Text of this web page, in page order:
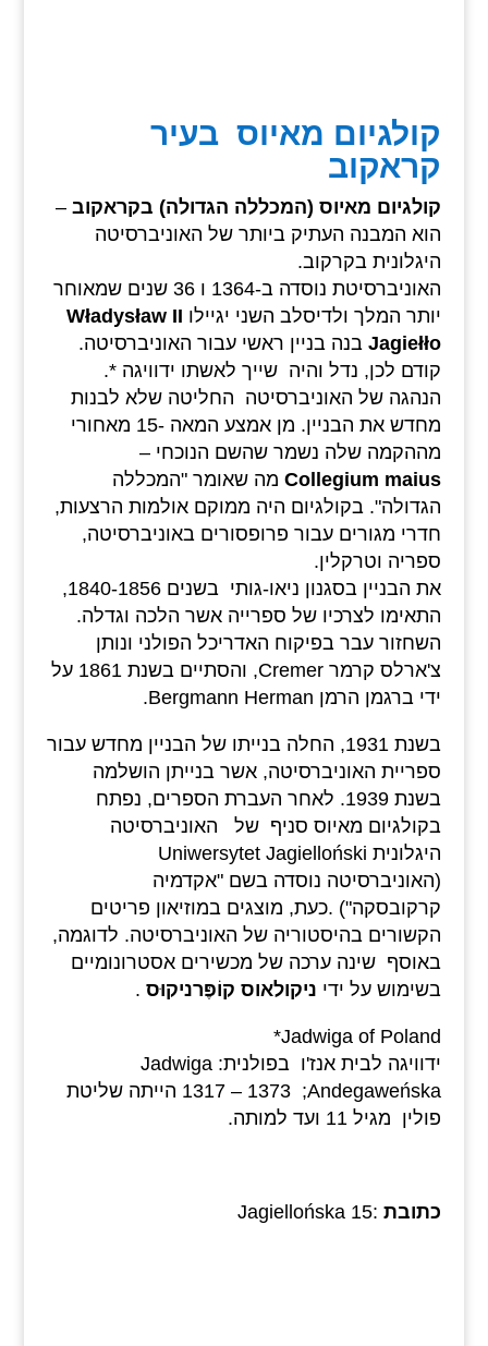
קולגיום מאיוס בעיר
קראקוב
קולגיום מאיוס (המכללה הגדולה) בקראקוב–
הוא המבנה העתיק ביותר של האוניברסיטה
היגלונית בקרקוב.
האוניברסיטת נוסדה ב-1364 ו 36 שנים שמאוחר
יותר המלך ולדיסלב השני יגיילו Władysław II
Jagiełłoבנה בניין ראשי עבור האוניברסיטה.
קודם לכן, נדל והיה שייך לאשתו ידוויגה *.
הנהגה של האוניברסיטה החליטה שלא לבנות
מחדש את הבניין. מן אמצע המאה -15 מאחורי
מההקמה שלה נשמר שהשם הנוכחי –
Collegium maiusמה שאומר "המכללה
הגדולה". בקולגיום היה ממוקם אולמות הרצעות,
חדרי מגורים עבור פרופסורים באוניברסיטה,
ספריה וטרקלין.
את הבניין בסגנון ניאו-גותי בשנים 1840-1856,
התאימו לצרכיו של ספרייה אשר הלכה וגדלה.
השחזור עבר בפיקוח האדריכל הפולני ונותן
צ'ארלס קרמר Cremer, והסתיים בשנת 1861 על
ידי ברגמן הרמן Bergmann Herman.
בשנת 1931, החלה בנייתו של הבניין מחדש עבור
ספריית האוניברסיטה, אשר בנייתן הושלמה
בשנת 1939. לאחר העברת הספרים, נפתח
בקולגיום מאיוס סניף של האוניברסיטה
היגלונית Uniwersytet Jagielloński
(האוניברסיטה נוסדה בשם "אקדמיה
קרקובסקה") .כעת, מוצגים במוזיאון פריטים
הקשורים בהיסטוריה של האוניברסיטה. לדוגמה,
באוסף שינה ערכה של מכשירים אסטרונומיים
בשימוש על ידי ניקולאוס קוֹפֶּרניקוּס.
Jadwiga of Poland*
ידוויגה לבית אנז'ו בפולנית: Jadwiga
Andegaweńska;‏ 1373 – 1317 הייתה שליטת
פולין מגיל 11 ועד למותה.
כתובת:Jagiellońska 15